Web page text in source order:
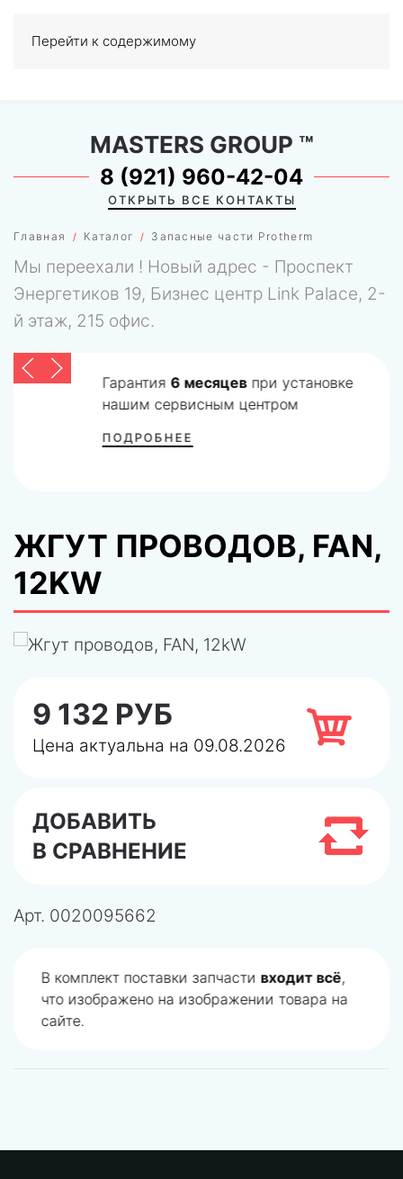
Перейти к содержимому
0
Главная Каталог Запасные части Protherm
MASTERS GROUP ™
8 (921) 960-42-04
ОТКРЫТЬ ВСЕ КОНТАКТЫ
Мы переехали ! Новый адрес - Проспект
Энергетиков 19, Бизнес центр Link Palace, 2-
й этаж, 215 офис.
Гарантия 6 месяцевпри установке
нашим сервисным центром
ПОДРОБНЕЕ
ЖГУТ ПРОВОДОВ, FAN,
12KW
9 132 РУБ
Цена актуальна на 09.08.2026
ДОБАВИТЬ
В СРАВНЕНИЕ
Арт. 0020095662
В комплект поставки запчасти входит всё,
что изображено на изображении товара на
сайте.